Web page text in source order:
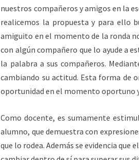
nuestros compañeros y amigos en la
realicemos la propuesta y para ello
amiguito en el momento de la ronda
con algún compañero que lo ayude a
la palabra a sus compañeros.
cambiando su actitud. Esta forma de
oportunidad en el momento oportuno
Como docente, es sumamente
alumno, que demuestra con
que lo rodea. Además se evidencia que